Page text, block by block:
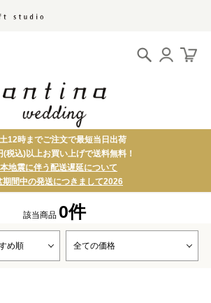
12時までご注文で最短当日出荷
(税込)以上お買い上げで送料無料！
地震に伴う配送遅延について
期間中の発送につきまして2026
該当商品 0件